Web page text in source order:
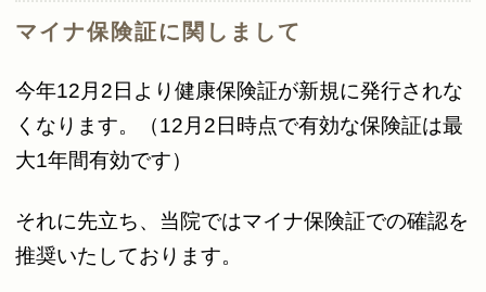
マイナ保険証に関しまして
今年12月2日より健康保険証が新規に発行されな
くなります。（12月2日時点で有効な保険証は最
大1年間有効です）
それに先立ち、 当院ではマイナ保険証での確認を
推奨いたしております。